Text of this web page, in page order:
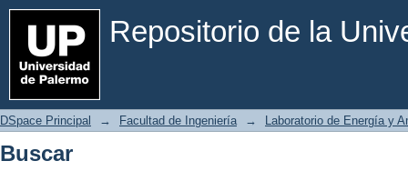
Repositorio de la
Buscar
DSpace Principal → Facultad de Ingeniería → Laboratorio de Energía y
Buscar